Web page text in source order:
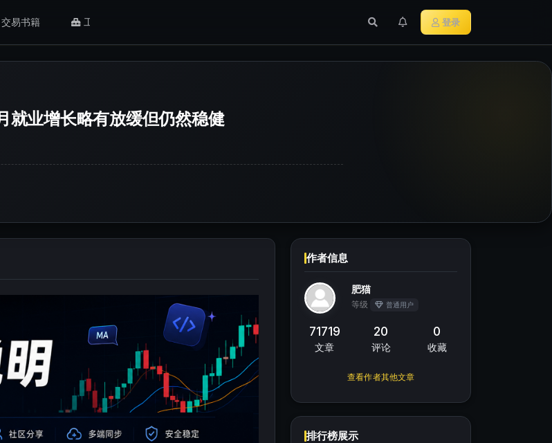
交易书籍 工具/返佣 登录
就业增长略有放缓但仍然稳健
作者信息
肥猫
等级 普通用户
71719
文章
20
评论
0
收藏
查看作者其他文章
排行榜展示